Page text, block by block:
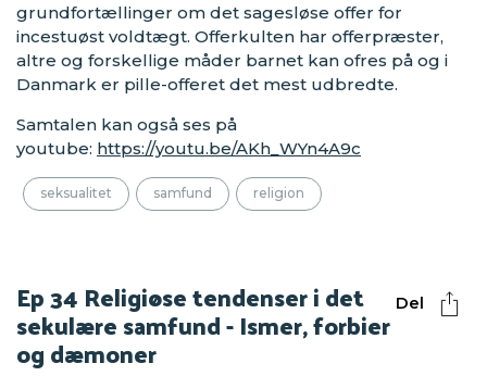
grundfortællinger om det sagesløse offer for
incestuøst voldtægt. Offerkulten har offerpræster,
altre og forskellige måder barnet kan ofres på og i
Danmark er pille-offeret det mest udbredte.
Samtalen kan også ses på
youtube: https://youtu.be/AKh_WYn4A9c
seksualitet samfund religion
Del
Ep 34 Religiøse tendenser i det
sekulære samfund - Ismer, forbier
og dæmoner